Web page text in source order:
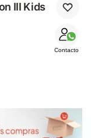
III Kids
Contacto